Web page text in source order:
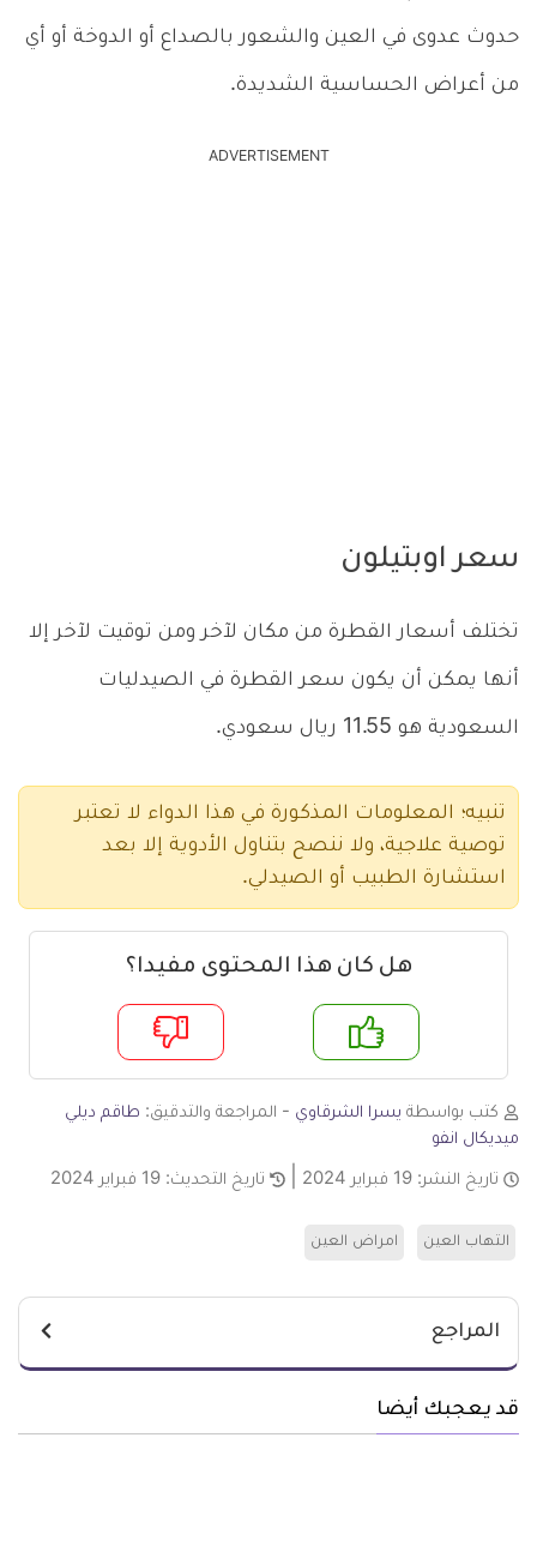
حدوث عدوى في العين والشعور بالصداع أو الدوخة أو أي
من أعراض الحساسية الشديدة.
ADVERTISEMENT
سعر اوبتيلون
تختلف أسعار القطرة من مكان لآخر ومن توقيت لآخر إلا
أنها يمكن أن يكون سعر القطرة في الصيدليات
السعودية هو 11.55 ريال سعودي.
تنبيه؛ المعلومات المذكورة في هذا الدواء لا تعتبر
توصية علاجية، ولا ننصح بتناول الأدوية إلا بعد
استشارة الطبيب أو الصيدلي.
هل كان هذا المحتوى مفيدا؟
لا
كتب بواسطة يسرا الشرقاوي - المراجعة والتدقيق: طاقم ديلي
ميديكال انفو
تاريخ النشر: 19 فبراير 2024 تاريخ التحديث: 19 فبراير 2024
التهاب العين امراض العين
المراجع
قد يعجبك أيضا